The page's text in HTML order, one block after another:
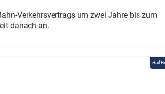
Verkehrsvertrags um zwei Jahre bis zum
danach an.
Rail